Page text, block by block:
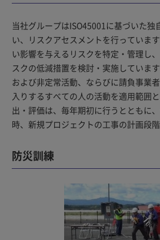
当社グループはISO45001に基づいた独
い、リスクアセスメントを行っていま
い影響を与えるリスクを特定・管理し
スクの低減措置を検討・実施していま
および非定常活動、ならびに請負事業
入りするすべての人の活動を適用範囲
出・評価は、毎年期初に行うとともに
時、新規プロジェクトの工事の計画段階
防災訓練